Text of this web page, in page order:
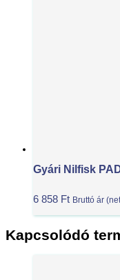
Gyári Nilfisk
6 858 Ft Bruttó ár
Kapcsolódó